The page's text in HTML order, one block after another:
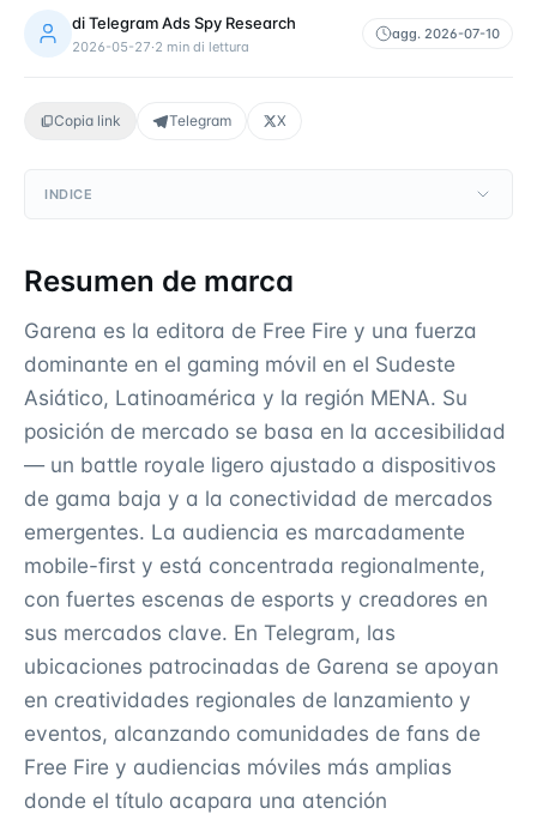
diTelegram Ads Spy Research
2026-05-27·2 min di lettura
agg. 2026-07-10
Copia link Telegram X
INDICE
Resumen de marca
Garena es la editora de Free Fire y una fuerza
dominante en el gaming móvil en el Sudeste
Asiático, Latinoamérica y la región MENA. Su
posición de mercado se basa en la accesibilidad
— un battle royale ligero ajustado a dispositivos
de gama baja y a la conectividad de mercados
emergentes. La audiencia es marcadamente
mobile-first y está concentrada regionalmente,
con fuertes escenas de esports y creadores en
sus mercados clave. En Telegram, las
ubicaciones patrocinadas de Garena se apoyan
en creatividades regionales de lanzamiento y
eventos, alcanzando comunidades de fans de
Free Fire y audiencias móviles más amplias
donde el título acapara una atención